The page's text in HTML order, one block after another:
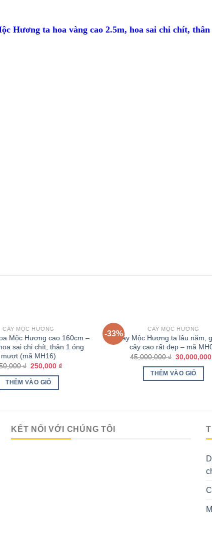
Hương ta hoa vàng cao 2.5m, hoa sai chi chít,
CÂY MỘC HƯƠNG
Mộc Hương cao 160cm –
sai chi chít, thân 1 óng
mượt (mã MH16)
₫ 250,000 ₫
THÊM VÀO GIỎ
-33%
CÂY MỘC HƯƠNG
Cây Mộc Hương ta lâu năm,
cây cao rất đẹp – mã
45,000,000₫ 30,000,000
THÊM VÀO GIỎ
KẾT NỐI VỚI CHÚNG TÔI